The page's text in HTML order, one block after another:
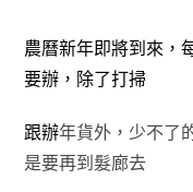
農曆新年即將到來，
要辦，除了打掃
跟辦年貨外，少不了
是要再到髮廊去